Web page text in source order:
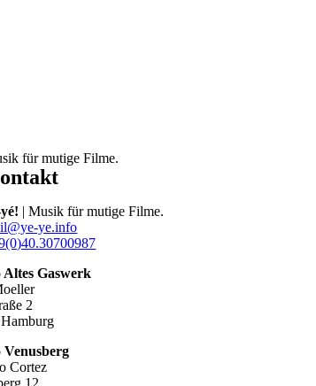
für mutige Filme.
| Musik für mutige Filme.
ye.info
Altes Gaswerk
2
Venusberg
Cortez
12